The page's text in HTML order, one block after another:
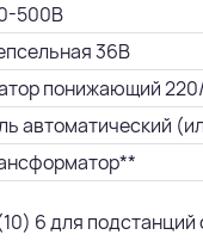
500В
36В
понижающий
автоматический
6 для